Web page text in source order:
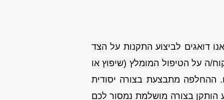
דואגים לביצוע התקנות על הצד
ה על הטיפול המומלץ (שיפוץ או
ההחלפה מתבצעת בצורה יסודית
הותקן בצורה מושלמת נמסור לכם